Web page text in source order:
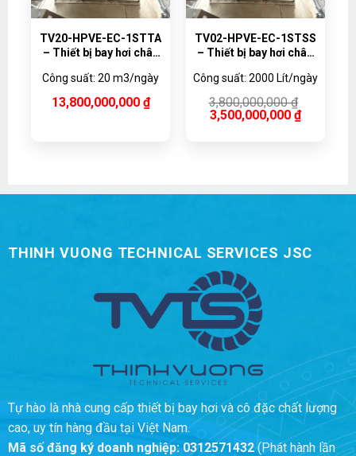
TV20-HPVE-EC-1STTA
– Thiết bị bay hơi chân
20,000 lít/ngày, Vật liệu
Titanium
Công suất: 20 m3/ngày
13,800,000,000 ₫
TV02-HPVE-EC-1STSS
– Thiết bị bay hơi chân
lít/ngày
Công suất: 2000 Lít/ngày
3,800,000,000₫
Giá
gốc
là:
3,500,000,000 ₫
Giá
hiện
tại
THINH VUONG TECHNICAL SERVICES JSC
Tự hào là nhà cung cấp thiết bị bay hơi và cô đặc chất lượng
cao, uy tín hàng đầu tại Việt Nam.
Mã số đăng ký doanh nghiệp: 0312571432(Phát hành lần